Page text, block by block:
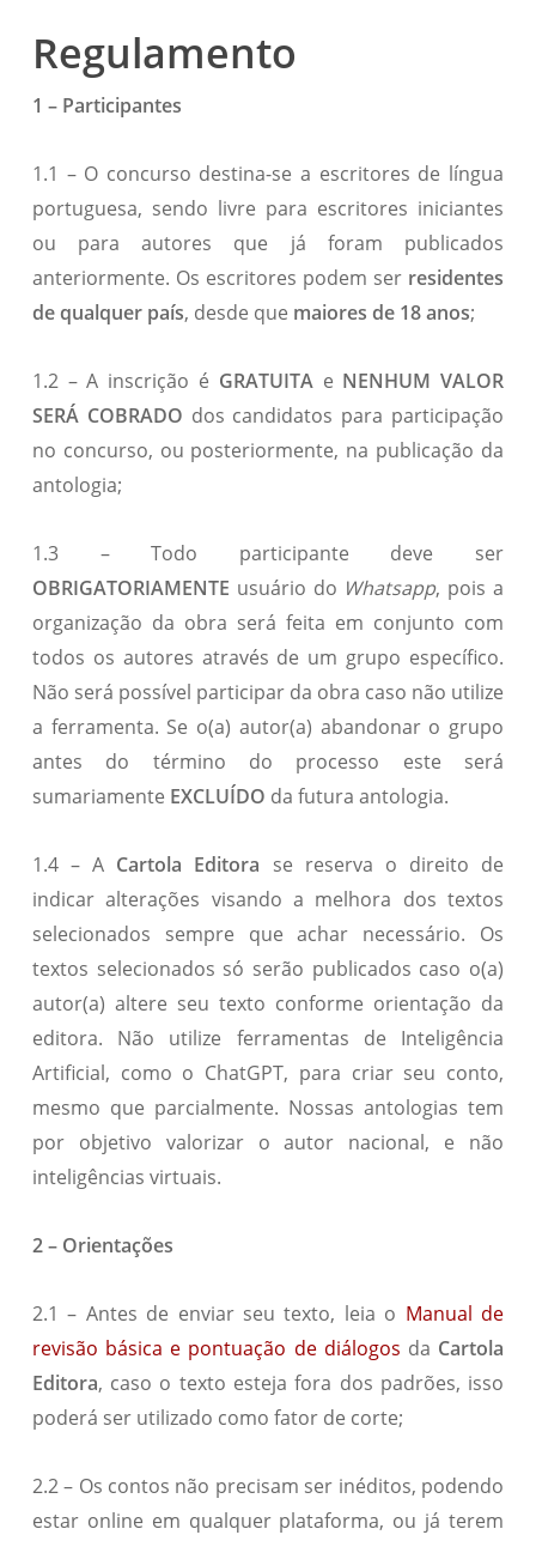
Regulamento
1 – Participantes
1.1 – O concurso destina-se a escritores de língua
portuguesa, sendo livre para escritores iniciantes
ou para autores que já foram publicados
anteriormente. Os escritores podem ser residentes
de qualquer país, desde que maiores de 18 anos;
1.2 – A inscrição é GRATUITAe NENHUM VALOR
SERÁ COBRADO dos candidatos para participação
no concurso, ou posteriormente, na publicação da
antologia;
1.3 – Todo participante deve ser
OBRIGATORIAMENTE usuário do Whatsapp, pois a
organização da obra será feita em conjunto com
todos os autores através de um grupo específico.
Não será possível participar da obra caso não utilize
a ferramenta. Se o(a) autor(a) abandonar o grupo
antes do término do processo este será
sumariamente EXCLUÍDO da futura antologia.
1.4 – A Cartola Editora se reserva o direito de
indicar alterações visando a melhora dos textos
selecionados sempre que achar necessário. Os
textos selecionados só serão publicados caso o(a)
autor(a) altere seu texto conforme orientação da
editora. Não utilize ferramentas de Inteligência
Artificial, como o ChatGPT, para criar seu conto,
mesmo que parcialmente. Nossas antologias tem
por objetivo valorizar o autor nacional, e não
inteligências virtuais.
2 – Orientações
2.1 – Antes de enviar seu texto, leia o Manual de
revisão básica e pontuação de diálogos da Cartola
Editora, caso o texto esteja fora dos padrões, isso
poderá ser utilizado como fator de corte;
2.2 – Os contos não precisam ser inéditos, podendo
estar online em qualquer plataforma, ou já terem